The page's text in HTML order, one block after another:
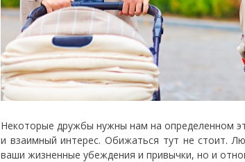
Некоторые дружбы нужны нам на определенном
и взаимный интерес. Обижаться тут не стоит.
ваши жизненные убеждения и привычки, но и